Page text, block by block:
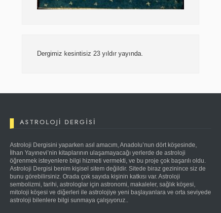
Dergimiz kesintisiz 23 yıldır yayında.
ASTROLOJI DERGISI
Astroloji Dergisini yaparken asıl amacım, Anadolu’nun dört köşesinde,
İlhan Yayınevi’nin kitaplarının ulaşamayacağı yerlerde de astroloji
öğrenmek isteyenlere bilgi hizmeti vermekti, ve bu proje çok başarılı oldu.
Astroloji Dergisi benim kişisel sitem değildir. Sitede biraz gezinince siz de
bunu görebilirsiniz. Orada çok sayıda kişinin katkısı var. Astroloji
sembolizmi, tarihi, astrologlar için astronomi, makaleler, sağlık köşesi,
mitoloji köşesi ve diğerleri ile astrolojiye yeni başlayanlara ve orta seviyede
astroloji bilenlere bilgi sunmaya çalışıyoruz..